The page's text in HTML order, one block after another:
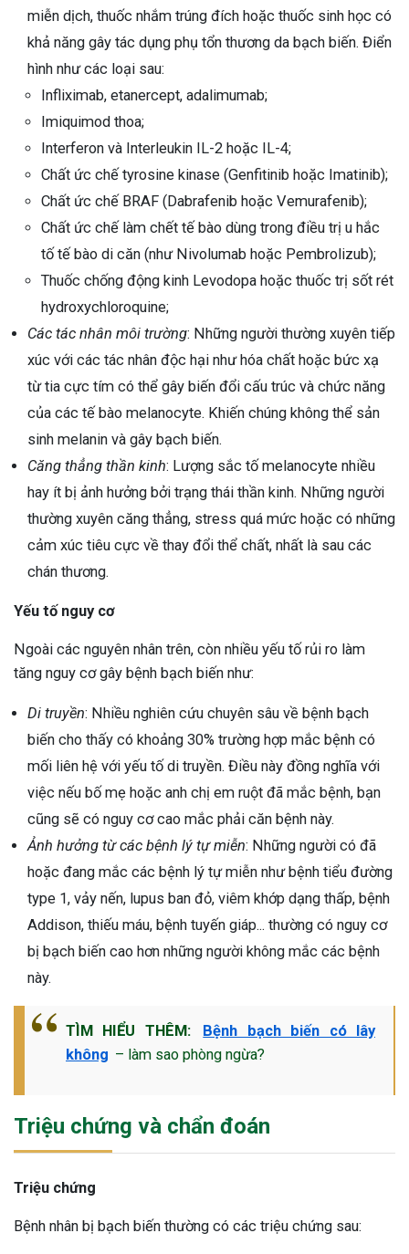
miễn dịch, thuốc nhắm trúng đích hoặc thuốc sinh học có
khả năng gây tác dụng phụ tổn thương da bạch biến. Điển
hình như các loại sau:
Infliximab, etanercept, adalimumab;
Imiquimod thoa;
Interferon và Interleukin IL-2 hoặc IL-4;
Chất ức chế tyrosine kinase (Genfitinib hoặc Imatinib);
Chất ức chế BRAF (Dabrafenib hoặc Vemurafenib);
Chất ức chế làm chết tế bào dùng trong điều trị u hắc
tố tế bào di căn (như Nivolumab hoặc Pembrolizub);
Thuốc chống động kinh Levodopa hoặc thuốc trị sốt rét
hydroxychloroquine;
Các tác nhân môi trường: Những người thường xuyên tiếp
xúc với các tác nhân độc hại như hóa chất hoặc bức xạ
từ tia cực tím có thể gây biến đổi cấu trúc và chức năng
của các tế bào melanocyte. Khiến chúng không thể sản
sinh melanin và gây bạch biến.
Căng thẳng thần kinh: Lượng sắc tố melanocyte nhiều
hay ít bị ảnh hưởng bởi trạng thái thần kinh. Những người
thường xuyên căng thẳng, stress quá mức hoặc có những
cảm xúc tiêu cực về thay đổi thể chất, nhất là sau các
chán thương.
Yếu tố nguy cơ
Ngoài các nguyên nhân trên, còn nhiều yếu tố rủi ro làm
tăng nguy cơ gây bệnh bạch biến như:
Di truyền: Nhiều nghiên cứu chuyên sâu về bệnh bạch
biến cho thấy có khoảng 30% trường hợp mắc bệnh có
mối liên hệ với yếu tố di truyền. Điều này đồng nghĩa với
việc nếu bố mẹ hoặc anh chị em ruột đã mắc bệnh, bạn
cũng sẽ có nguy cơ cao mắc phải căn bệnh này.
Ảnh hưởng từ các bệnh lý tự miễn: Những người có đã
hoặc đang mắc các bệnh lý tự miễn như bệnh tiểu đường
type 1, vảy nến, lupus ban đỏ, viêm khớp dạng thấp, bệnh
Addison, thiếu máu, bệnh tuyến giáp... thường có nguy cơ
bị bạch biến cao hơn những người không mắc các bệnh
này.
TÌM HIỂU THÊM:
Bệnh bạch biến có lây
không – làm sao phòng ngừa?
Triệu chứng và chẩn đoán
Triệu chứng
Bệnh nhân bị bạch biến thường có các triệu chứng sau: